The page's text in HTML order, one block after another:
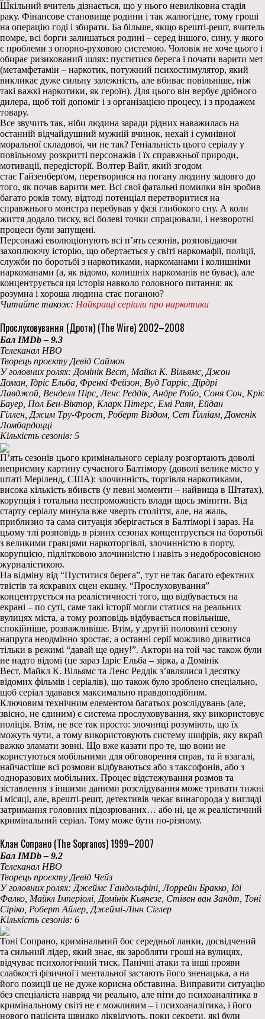
Шкільний вчитель дізнається, що у нього невиліковна стадія
раку. Фінансове становище родини і так жалюгідне, тому гроші
на операцію годі і збирати. Ба більше, якщо врешті-решт, вчитель
помре, всі борги залишаться родині – серед іншого, сину, у якого
є проблеми з опорно-руховою системою. Чоловік не хоче цього і
обирає ризикований шлях: пуститися берега і почати варити мет
(метамфетамін – наркотик, потужний психостимулятор, який
викликає дуже сильну залежність, але вбиває повільніше, ніж
такі важкі наркотики, як героїн). Для цього він вербує дрібного
дилера, щоб той допоміг і з організацією процесу, і з продажем
товару.
Все звучить так, ніби людина заради рідних наважилась на
останній відчайдушний мужній вчинок, нехай і сумнівної
моральної складової, чи не так? Геніальність цього серіалу у
повільному розкритті персонажів і їх справжньої природи,
мотивації, передісторії. Волтер Вайт, який згодом
стає Гайзенберґом, перетворився на погану людину задовго до
того, як почав варити мет. Всі свої фатальні помилки він зробив
багато років тому, відтоді потенціал перетворитися на
справжнього монстра перебував у фазі глибокого сну. А коли
життя додало тиску, всі болеві точки спрацювали, і незворотні
процеси були запущені.
Персонажі еволюціонують всі п’ять сезонів, розповідаючи
захоплюючу історію, що обертається у світі наркомафії, поліції,
служби по боротьбі з наркотиками, наркоманами і колишніми
наркоманами (а, як відомо, колишніх наркоманів не буває), але
концентрується ця історія навколо головного питання: як
розумна і хороша людина стає поганою?
Читайте також: Найкращі серіали про наркотики
Прослуховування (Дроти) (The Wire) 2002–2008
Бал IMDb – 9.3
Телеканал HBO
Творець проєкту Девід Саймон
У головних ролях: Домінік Вест, Майкл К. Вільямс, Джон
Доман, Ідріс Ельба, Френкі Фейзон, Вуд Гарріс, Дірдрі
Лавджой, Венделл Пірс, Ленс Реддік, Андре Ройо, Соня Сон, Кріс
Бауер, Пол Бен-Віктор, Кларк Пітерс, Емі Раян, Ейдан
Гіллен, Джим Тру-Фрост, Роберт Віздом, Сет Ґілліам, Доменік
Ломбардоцці
Кількість сезонів: 5
П’ять сезонів цього кримінального серіалу розгортають доволі
неприємну картину сучасного Балтімору (доволі велике місто у
штаті Меріленд, США): злочинність, торгівля наркотиками,
висока кількість вбивств (у певні моменти – найвища в Штатах),
корупція і тотальна неспроможність влади щось змінити. Від
старту серіалу минула вже чверть століття, але, на жаль,
приблизно та сама ситуація зберігається в Балтіморі і зараз. На
цьому тлі розповідь в різних сезонах концентрується на боротьбі
з великими гравцями наркоторгівлі, злочинністю в порту,
корупцією, підлітковою злочинністю і навіть з недобросовісною
журналістикою.
На відміну від “Пуститися берега”, тут не так багато ефектних
твістів та яскравих сцен екшну. “Прослуховування”
концентрується на реалістичності того, що відбувається на
екрані – по суті, саме такі історії могли статися на реальних
вулицях міста, а тому розповідь відбувається повільніше,
спокійніше, розважливіше. Втім, у другій половині сезону
напруга неодмінно зростає, а останні серії можливо дивитися
тільки в режимі “давай ще одну!”. Актори на той час також були
не надто відомі (це зараз Ідріс Ельба – зірка, а Домінік
Вест, Майкл К. Вільямс та Ленс Реддік з’являлися і десятку
відомих фільмів і серіалів), що також було зроблено спеціально,
щоб серіал здавався максимально правдоподібним.
Ключовим технічним елементом багатьох розслідувань (але,
звісно, не єдиним) є система прослуховування, яку використовує
поліція. Втім, не все так просто: злочинці розуміють, що їх
можуть чути, а тому використовують систему шифрів, яку вкрай
важко зламати зовні. Що вже казати про те, що вони не
користуються мобільними для обговорення справ, та й взагалі,
найчастіше всі розмови відбуваються або з таксофонів, або з
одноразових мобільних. Процес відстежування розмов та
зіставлення з іншими даними розслідування може тривати тижні
і місяці, але, врешті-решт, детективів чекає винагорода у вигляді
затримання головних підозрюваних… або ні, це ж реалістичний
кримінальний серіал. Тому може бути по-різному.
Клан Сопрано (The Sopranos) 1999–2007
Бал IMDb – 9.2
Телеканал HBO
Творець проєкту Девід Чейз
У головних ролях: Джеймс Гандольфіні, Лоррейн Бракко, Іді
Фалко, Майкл Імперіолі, Домінік Кьянезе, Стівен ван Зандт, Тоні
Сіріко, Роберт Айлер, Джеймі-Лінн Сіглер
Кількість сезонів: 6
Тоні Сопрано, кримінальний бос середньої ланки, досвідчений
та сильний лідер, який знає, як заробляти гроші на вулицях,
відчуває психологічний тиск. Панічні атаки та інші прояви
слабкості фізичної і ментальної застають його зненацька, а на
його позиції це не дуже корисна обставина. Виправити ситуацію
без спеціаліста навряд чи реально, але піти до психоаналітика в
кримінальному світі не є можливим – і психоаналітика, і його
нового пацієнта швидко ліквідують, поки секрети, які були